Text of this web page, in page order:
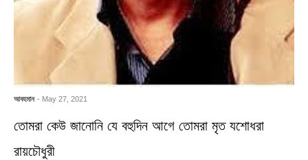
আবহমান - May 27, 2021
তোমরা কেউ জানোনি যে বহুদিন আগে তোমরা মৃত যশোধরা
রায়চৌধুরী